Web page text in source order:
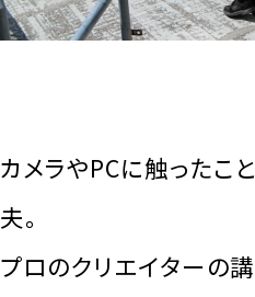
カメラやPCに触ったこ
夫。
プロのクリエイターの